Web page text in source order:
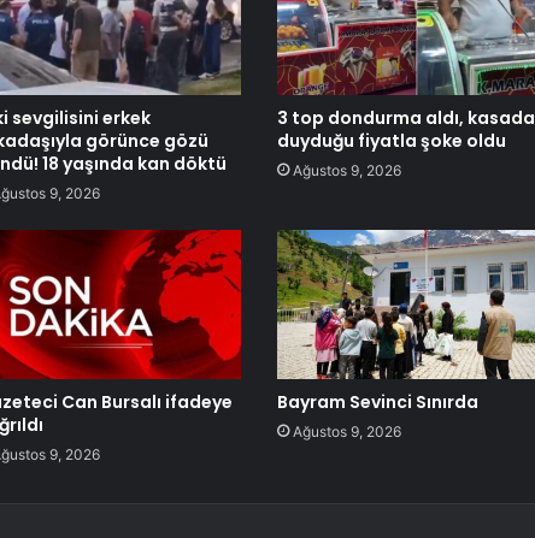
sevgilisini erkek
görünce gözü
18 yaşında kan döktü
9, 2026
3 top dondurma aldı, kasada
duyduğu fiyatla şoke oldu
Ağustos 9, 2026
Can Bursalı ifadeye
9, 2026
Bayram Sevinci Sınırda
Ağustos 9, 2026